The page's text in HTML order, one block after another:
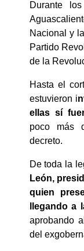
Durante
Nacional y
Partido
de la
Hasta el
estuvieron i
ellas sí
poco más
decreto.
De toda la
León,
quien
llegando a
aprobando
del